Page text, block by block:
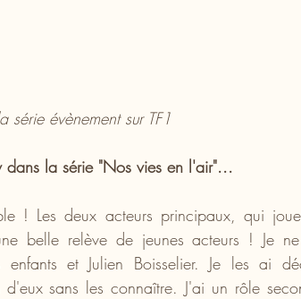
série évènement sur TF1
dans la série "Nos vies en l'air"...
! Les deux acteurs principaux, qui
belle relève de jeunes acteurs ! Je
et Julien Boisselier. Je les ai
sans les connaître. J'ai un rôle